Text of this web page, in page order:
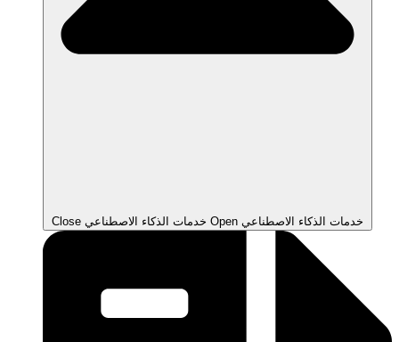
Close خدمات الذكاء الاصطناعي Open خدمات الذكاء الاصطناعي